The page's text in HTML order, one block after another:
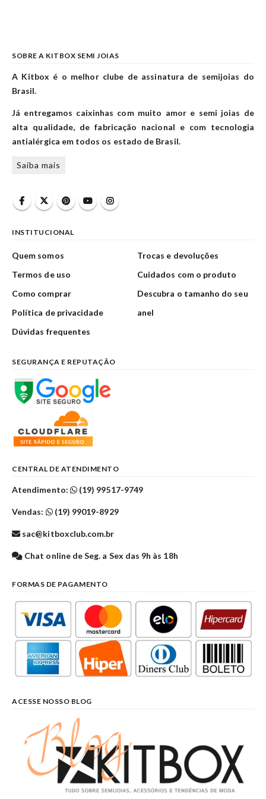
SOBRE A KITBOX SEMI JOIAS
A Kitbox é o melhor clube de assinatura de semijoias do
Brasil.
Já entregamos caixinhas com muito amor e semi joias de
alta qualidade, de fabricação nacional e com tecnologia
antialérgica em todos os estado de Brasil.
Saiba mais
INSTITUCIONAL
Quem somos
Termos de uso
Como comprar
Política de privacidade
Dúvidas frequentes
Trocas e devoluções
Cuidados com o produto
Descubra o tamanho do seu
anel
SEGURANÇA E REPUTAÇÃO
CENTRAL DE ATENDIMENTO
Atendimento: (19) 99517-9749
Vendas: (19) 99019-8929
sac@kitboxclub.com.br
Chat online de Seg. a Sex das 9h às 18h
FORMAS DE PAGAMENTO
ACESSE NOSSO BLOG